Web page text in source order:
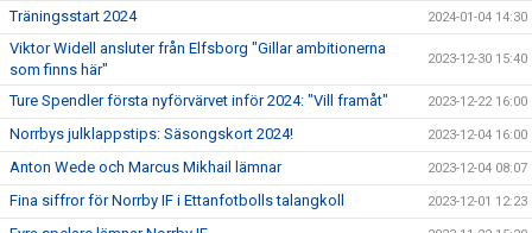
Träningsstart 2024 2024-01-04 14:30
Viktor Widell ansluter från Elfsborg "Gillar ambitionerna
som finns här"
2023-12-30 15:40
Ture Spendler första nyförvärvet inför 2024: "Vill framåt" 2023-12-22 16:00
Norrbys julklappstips: Säsongskort 2024! 2023-12-04 16:00
Anton Wede och Marcus Mikhail lämnar 2023-12-04 08:07
Fina siffror för Norrby IF i Ettanfotbolls talangkoll 2023-12-01 12:23